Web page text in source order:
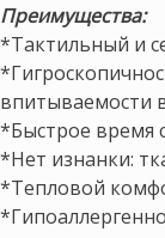
Преимущества:
*Тактильный и
впитываемости
*Быстрое время
*Нет изнанки:
*Тепловой